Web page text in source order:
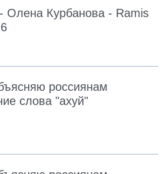
Олена Курбанова - Ramis
россиянам
слова "ахуй"